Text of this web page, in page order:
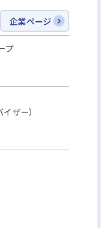
ど、豪華賞金＆
員もおり、年功序
社や広告管理部門
れており、多彩な
婚/出産/入学祝い
しています✨「社
ットーです❗️
企業ページ
プ
ザー）